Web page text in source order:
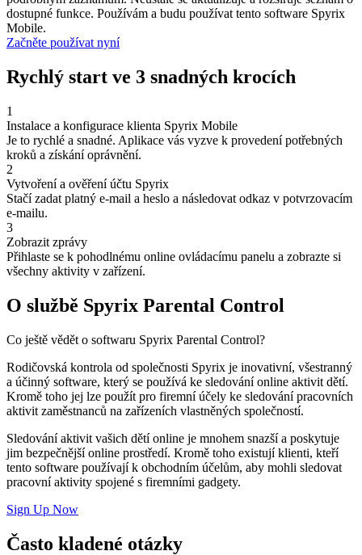
dostupné funkce. Používám a budu používat tento software Spyrix
Mobile.
Začněte používat nyní
Rychlý start ve 3 snadných krocích
1
Instalace a konfigurace klienta Spyrix Mobile
Je to rychlé a snadné. Aplikace vás vyzve k provedení potřebných
kroků a získání oprávnění.
2
Vytvoření a ověření účtu Spyrix
Stačí zadat platný e-mail a heslo a následovat odkaz v potvrzovacím
e-mailu.
3
Zobrazit zprávy
Přihlaste se k pohodlnému online ovládacímu panelu a zobrazte si
všechny aktivity v zařízení.
O službě Spyrix Parental Control
Co ještě vědět o softwaru Spyrix Parental Control?
Rodičovská kontrola od společnosti Spyrix je inovativní, všestranný
a účinný software, který se používá ke sledování online aktivit dětí.
Kromě toho jej lze použít pro firemní účely ke sledování pracovních
aktivit zaměstnanců na zařízeních vlastněných společností.
Sledování aktivit vašich dětí online je mnohem snazší a poskytuje
jim bezpečnější online prostředí. Kromě toho existují klienti, kteří
tento software používají k obchodním účelům, aby mohli sledovat
pracovní aktivity spojené s firemními gadgety.
Sign Up Now
Často kladené otázky